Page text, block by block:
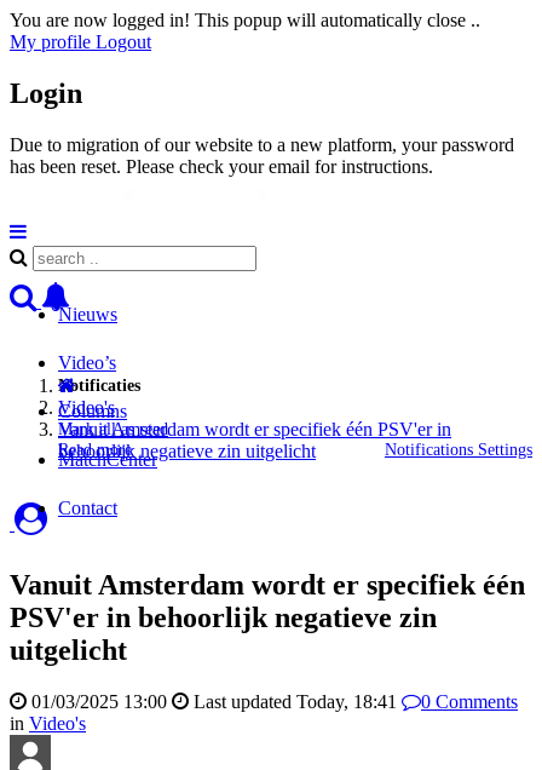
You are now logged in! This popup will automatically close ..
My profile Logout
Login
Due to migration of our website to a new platform, your password
has been reset. Please check your email for instructions.
Notificaties
Mark all as read
Read more
Notifications Settings
Nieuws
Video’s
Columns
MatchCenter
Contact
Video's
Vanuit Amsterdam wordt er specifiek één PSV'er in
behoorlijk negatieve zin uitgelicht
Vanuit Amsterdam wordt er specifiek één
PSV'er in behoorlijk negatieve zin
uitgelicht
01/03/2025 13:00 Last updated Today, 18:41 0 Comments
in Video's